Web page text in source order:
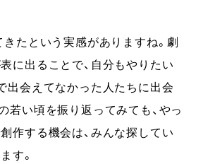
たという実感がありますね。劇
に出ることで、自分もやりたい
出会えてなかった人たちに出会
若い頃を振り返ってみても、やっ
作する機会は、みんな探してい
す。